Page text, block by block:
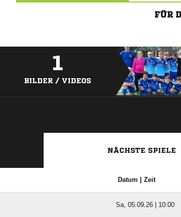
FÜR
1
BILDER / VIDEOS
NÄCHSTE SPIELE
Datum | Zeit
Sa, 05.09.26 | 10:00